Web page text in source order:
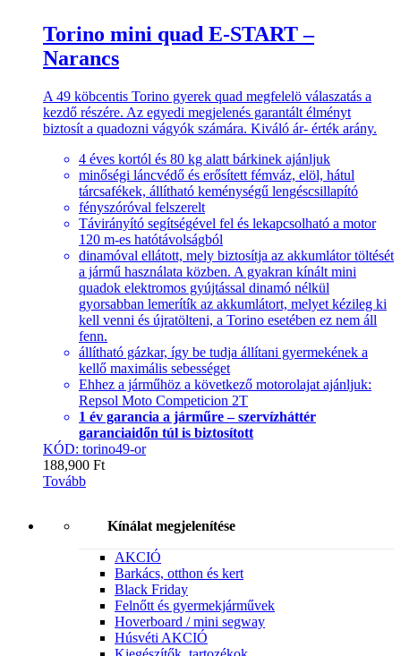
Torino mini quad E-START –
Narancs
A 49 köbcentis Torino gyerek quad megfelelö válaszatás a
kezdő részére. Az egyedi megjelenés garantált élményt
biztosít a quadozni vágyók számára. Kiváló ár- érték arány.
4 éves kortól és 80 kg alatt bárkinek ajánljuk
minőségi láncvédő és erősített fémváz, elöl, hátul
tárcsafékek, állítható keménységű lengéscsillapító
fényszóróval felszerelt
Távirányító segítségével fel és lekapcsolható a motor
120 m-es hatótávolságból
dinamóval ellátott, mely biztosítja az akkumlátor töltését
a jármű használata közben. A gyakran kínált mini
quadok elektromos gyújtással dinamó nélkül
gyorsabban lemerítík az akkumlátort, melyet kézileg ki
kell venni és újratölteni, a Torino esetében ez nem áll
fenn.
állítható gázkar, így be tudja állítani gyermekének a
kellő maximális sebességet
Ehhez a járműhöz a következő motorolajat ajánljuk:
Repsol Moto Competicion 2T
1 év garancia a járműre – szervízháttér
garanciaidőn túl is biztosított
KÓD: torino49-or
188,900 Ft
Tovább
Kínálat megjelenítése
AKCIÓ
Barkács, otthon és kert
Black Friday
Felnőtt és gyermekjárművek
Hoverboard / mini segway
Húsvéti AKCIÓ